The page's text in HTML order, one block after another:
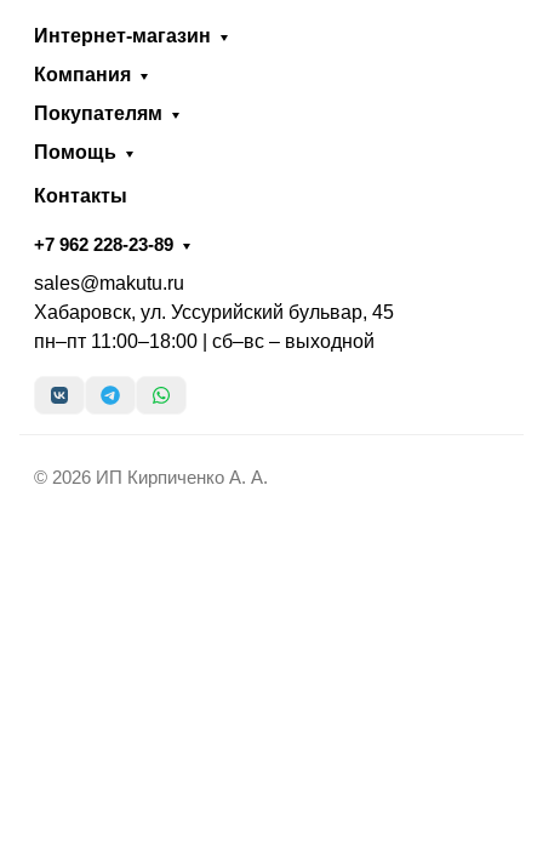
Интернет-магазин
Компания
Покупателям
Помощь
Контакты
+7 962 228-23-89
sales@makutu.ru
Хабаровск, ул. Уссурийский бульвар, 45
пн–пт 11:00–18:00 | сб–вс – выходной
© 2026 ИП Кирпиченко А. А.